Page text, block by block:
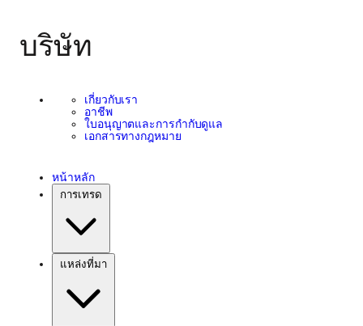
บริษัท
เกี่ยวกับเรา
อาชีพ
ใบอนุญาตและการกำกับดูแล
เอกสารทางกฎหมาย
หน้าหลัก
การเทรด
แหล่งที่มา